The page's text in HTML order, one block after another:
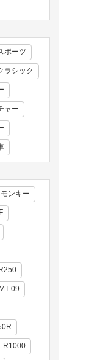
ポーツ
ラシック
ャー
モンキー
MT-09
R1000